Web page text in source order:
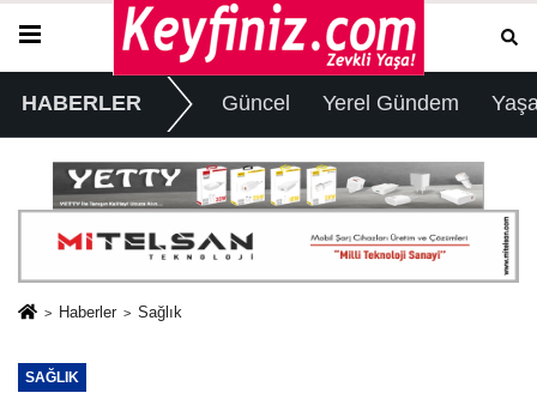
HABERLER Güncel Yerel Gündem
Haberler Sağlık
SAĞLIK